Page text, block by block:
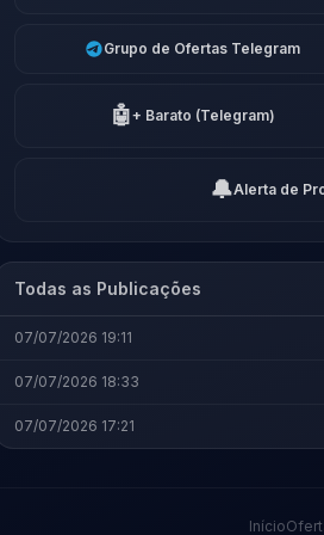
Grupo de Ofertas Telegram
🤖+ Barato (Telegram)
🔔Alerta de
Todas as Publicações
07/07/2026 19:11
07/07/2026 18:33
07/07/2026 17:21
Início